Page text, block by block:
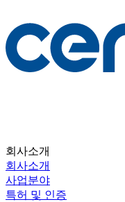
회사소개
회사소개
사업분야
특허 및 인증